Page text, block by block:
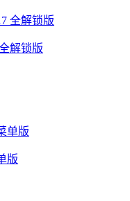
解锁版
版